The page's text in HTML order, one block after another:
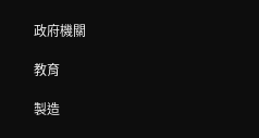
政府機關
教育
製造